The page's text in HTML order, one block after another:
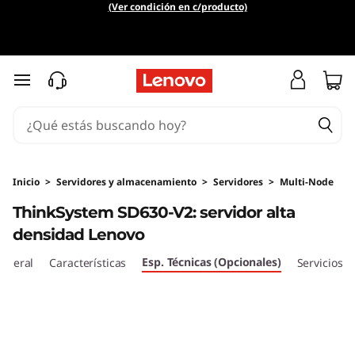
e
n
o
h
(Ver condición en c/producto)
Ir al contenido principal
Inicio > Servidores y almacenamiento > Servidores > Multi-Node
ThinkSystem SD630-V2: servidor alta
densidad Lenovo
Características Esp. Técnicas (Opcionales) Servicios